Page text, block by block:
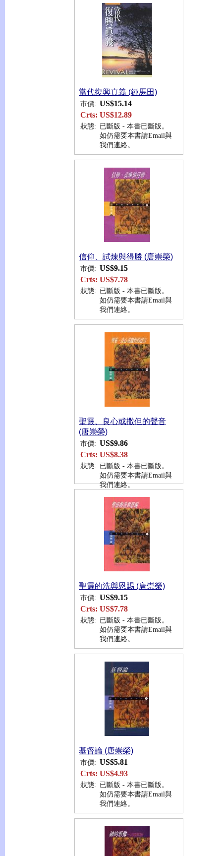
當代復興真義 (鍾馬田)
市價: US$15.14
Crts: US$12.89
狀態: 已斷版 - 本書已斷版。
如仍需要本書請Email與
我們連絡。
信仰、試煉與得勝 (唐崇榮)
市價: US$9.15
Crts: US$7.78
狀態: 已斷版 - 本書已斷版。
如仍需要本書請Email與
我們連絡。
聖靈、良心或撒但的聲音
(唐崇榮)
市價: US$9.86
Crts: US$8.38
狀態: 已斷版 - 本書已斷版。
如仍需要本書請Email與
我們連絡。
聖靈的洗與恩賜 (唐崇榮)
市價: US$9.15
Crts: US$7.78
狀態: 已斷版 - 本書已斷版。
如仍需要本書請Email與
我們連絡。
基督論 (唐崇榮)
市價: US$5.81
Crts: US$4.93
狀態: 已斷版 - 本書已斷版。
如仍需要本書請Email與
我們連絡。